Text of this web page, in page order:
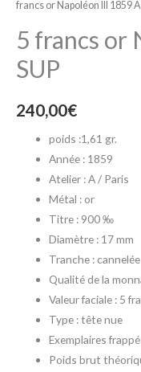
francs or Napoléon III 1859 A
5 francs or
SUP
240,00€
poids :1,61 gr.
Année : 1859
Atelier : A / Paris
Métal : or
Titre : 900 ‰
Diamètre : 17 mm
Tranche : cannelée
Qualité de la
Valeur faciale : 5
Type : tête nue
Exemplaires
Poids brut